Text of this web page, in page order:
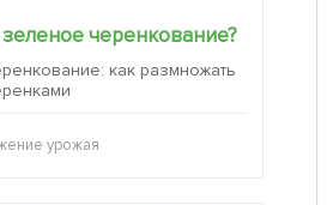
черенкование?
как размножать
урожая